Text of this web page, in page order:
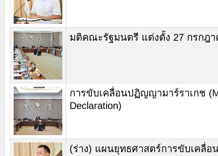
มติคณะรัฐมนตรี แต่งตั้ง 27 กรกฎา
การขับเคลื่อนปฏิญญามาร์ราเกช
Declaration)
(ร่าง) แผนยุทธศาสตร์การขับเคลื่อ